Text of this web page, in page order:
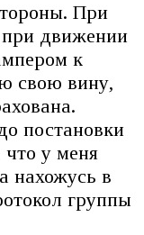
При
движении
к
свою вину,
постановки
у меня
нахожусь в
группы